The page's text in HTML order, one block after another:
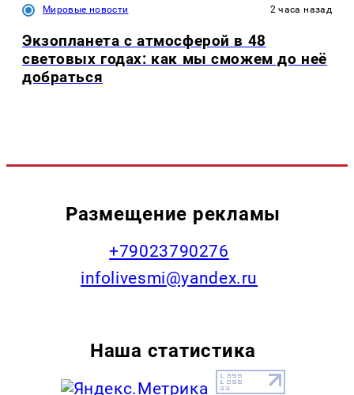
Мировые новости 2 часа назад
Экзопланета с атмосферой в 48
световых годах: как мы сможем до неё
добраться
Размещение рекламы
+79023790276
infolivesmi@yandex.ru
Наша статистика